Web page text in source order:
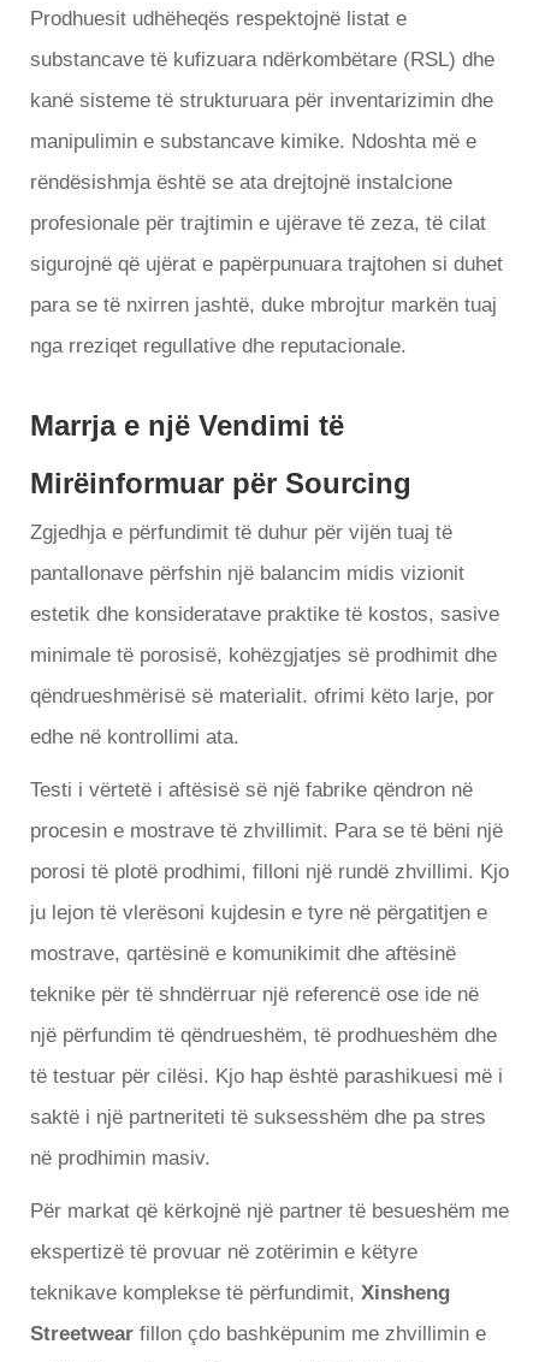
Prodhuesit udhëheqës respektojnë listat e
substancave të kufizuara ndërkombëtare (RSL) dhe
kanë sisteme të strukturuara për inventarizimin dhe
manipulimin e substancave kimike. Ndoshta më e
rëndësishmja është se ata drejtojnë instalcione
profesionale për trajtimin e ujërave të zeza, të cilat
sigurojnë që ujërat e papërpunuara trajtohen si duhet
para se të nxirren jashtë, duke mbrojtur markën tuaj
nga rreziqet regullative dhe reputacionale.
Marrja e një Vendimi të
Mirëinformuar për Sourcing
Zgjedhja e përfundimit të duhur për vijën tuaj të
pantallonave përfshin një balancim midis vizionit
estetik dhe konsideratave praktike të kostos, sasive
minimale të porosisë, kohëzgjatjes së prodhimit dhe
qëndrueshmërisë së materialit. ofrimi këto larje, por
edhe në kontrollimi ata.
Testi i vërtetë i aftësisë së një fabrike qëndron në
procesin e mostrave të zhvillimit. Para se të bëni një
porosi të plotë prodhimi, filloni një rundë zhvillimi. Kjo
ju lejon të vlerësoni kujdesin e tyre në përgatitjen e
mostrave, qartësinë e komunikimit dhe aftësinë
teknike për të shndërruar një referencë ose ide në
një përfundim të qëndrueshëm, të prodhueshëm dhe
të testuar për cilësi. Kjo hap është parashikuesi më i
saktë i një partneriteti të suksesshëm dhe pa stres
në prodhimin masiv.
Për markat që kërkojnë një partner të besueshëm me
ekspertizë të provuar në zotërimin e këtyre
teknikave komplekse të përfundimit, Xinsheng
Streetwear fillon çdo bashkëpunim me zhvillimin e